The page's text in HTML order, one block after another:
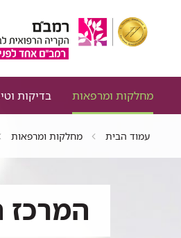
מחלקות ומרפאות בדיקות
עמוד הבית מחלקות ומרפאות
המרכז